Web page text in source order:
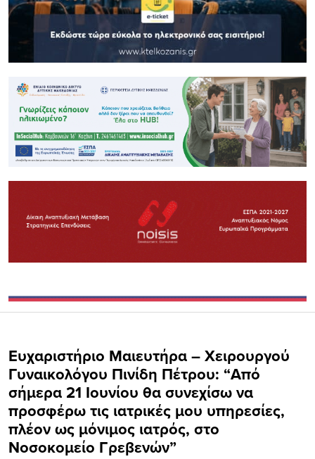
Eυχαριστήριο Μαιευτήρα – Χειρουργού
Γυναικολόγου Πινίδη Πέτρου: “Aπό
σήμερα 21 Ιουνίου θα συνεχίσω να
προσφέρω τις ιατρικές μου υπηρεσίες,
πλέον ως μόνιμος ιατρός, στο
Νοσοκομείο Γρεβενών”